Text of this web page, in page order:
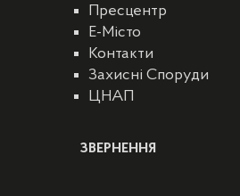
Пресцентр
E-Місто
Контакти
Захисні Споруди
ЦНАП
ЗВЕРНЕННЯ